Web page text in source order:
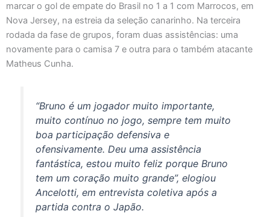
marcar o gol de empate do Brasil no 1 a 1 com Marrocos, em
Nova Jersey, na estreia da seleção canarinho. Na terceira
rodada da fase de grupos, foram duas assistências: uma
novamente para o camisa 7 e outra para o também atacante
Matheus Cunha.
“Bruno é um jogador muito importante,
muito contínuo no jogo, sempre tem muito
boa participação defensiva e
ofensivamente. Deu uma assistência
fantástica, estou muito feliz porque Bruno
tem um coração muito grande”, elogiou
Ancelotti, em entrevista coletiva após a
partida contra o Japão.